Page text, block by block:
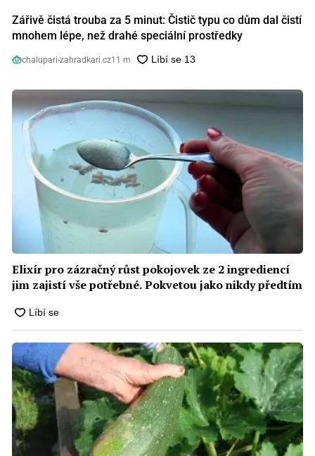
Zářivě čistá trouba za 5 minut: Čistič typu co dům dal čistí
mnohem lépe, než drahé speciální prostředky
chalupari-zahradkari.cz11 m
Elixír pro zázračný růst pokojovek ze 2 ingrediencí
jim zajistí vše potřebné. Pokvetou jako nikdy předtím